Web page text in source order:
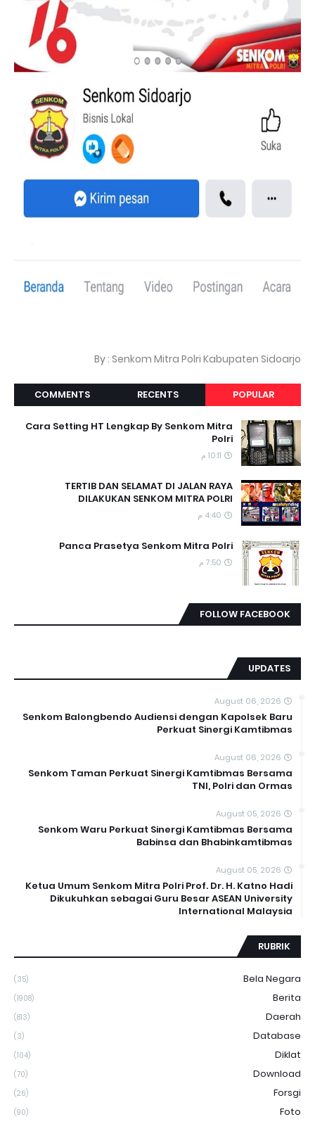
By : Senkom Mitra Polri Kabupaten Sidoarjo
POPULAR
RECENTS
COMMENTS
Cara Setting HT Lengkap By Senkom Mitra
Polri
10:11 م
TERTIB DAN SELAMAT DI JALAN RAYA
DILAKUKAN SENKOM MITRA POLRI
4:40 م
Panca Prasetya Senkom Mitra Polri
7:50 م
FOLLOW FACEBOOK
UPDATES
August 06, 2026
Senkom Balongbendo Audiensi dengan Kapolsek Baru
Perkuat Sinergi Kamtibmas
August 06, 2026
Senkom Taman Perkuat Sinergi Kamtibmas Bersama
TNI, Polri dan Ormas
August 05, 2026
Senkom Waru Perkuat Sinergi Kamtibmas Bersama
Babinsa dan Bhabinkamtibmas
August 05, 2026
Ketua Umum Senkom Mitra Polri Prof. Dr. H. Katno Hadi
Dikukuhkan sebagai Guru Besar ASEAN University
International Malaysia
RUBRIK
Bela Negara
(35)
Berita
(1908)
Daerah
(813)
Database
(3)
Diklat
(104)
Download
(70)
Forsgi
(26)
Foto
(90)